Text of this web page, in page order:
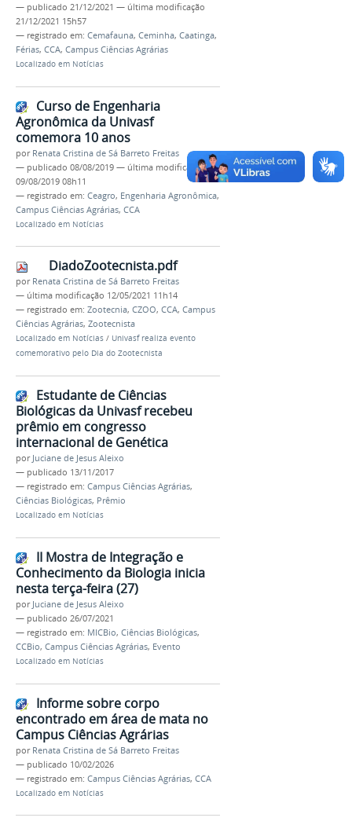
— publicado 21/12/2021 — última modificação
21/12/2021 15h57
— registrado em: Cemafauna, Ceminha, Caatinga,
Férias, CCA, Campus Ciências Agrárias
Localizado em Notícias
Curso de Engenharia
Agronômica da Univasf
comemora 10 anos
por Renata Cristina de Sá Barreto Freitas
— publicado 08/08/2019 — última modificação
09/08/2019 08h11
— registrado em: Ceagro, Engenharia Agronômica,
Campus Ciências Agrárias, CCA
Localizado em Notícias
DiadoZootecnista.pdf
por Renata Cristina de Sá Barreto Freitas
— última modificação 12/05/2021 11h14
— registrado em: Zootecnia, CZOO, CCA, Campus
Ciências Agrárias, Zootecnista
Localizado em Notícias / Univasf realiza evento
comemorativo pelo Dia do Zootecnista
Estudante de Ciências
Biológicas da Univasf recebeu
prêmio em congresso
internacional de Genética
por Juciane de Jesus Aleixo
— publicado 13/11/2017
— registrado em: Campus Ciências Agrárias,
Ciências Biológicas, Prêmio
Localizado em Notícias
II Mostra de Integração e
Conhecimento da Biologia inicia
nesta terça-feira (27)
por Juciane de Jesus Aleixo
— publicado 26/07/2021
— registrado em: MICBio, Ciências Biológicas,
CCBio, Campus Ciências Agrárias, Evento
Localizado em Notícias
Informe sobre corpo
encontrado em área de mata no
Campus Ciências Agrárias
por Renata Cristina de Sá Barreto Freitas
— publicado 10/02/2026
— registrado em: Campus Ciências Agrárias, CCA
Localizado em Notícias